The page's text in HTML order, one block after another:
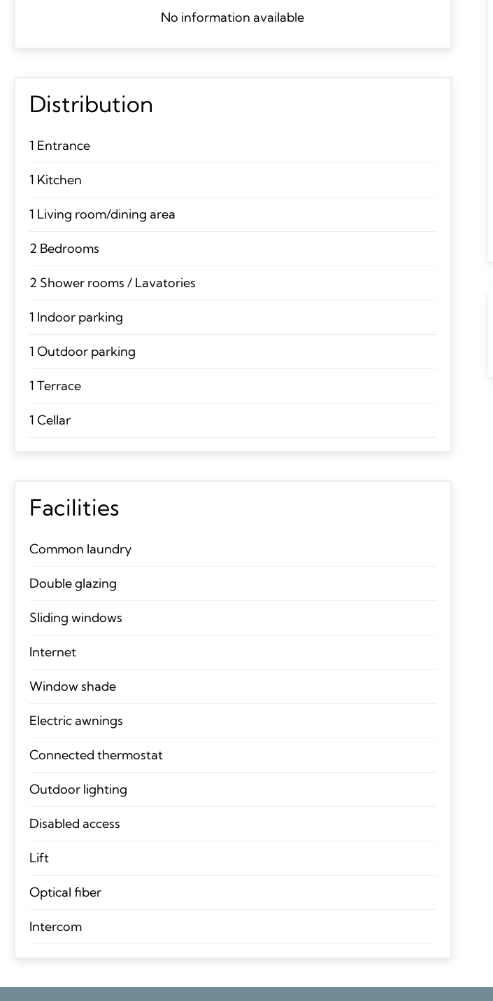
No information available
Distribution
1 Entrance
1 Kitchen
1 Living room/dining area
2 Bedrooms
2 Shower rooms / Lavatories
1 Indoor parking
1 Outdoor parking
1 Terrace
1 Cellar
Facilities
Common laundry
Double glazing
Sliding windows
Internet
Window shade
Electric awnings
Connected thermostat
Outdoor lighting
Disabled access
Lift
Optical fiber
Intercom